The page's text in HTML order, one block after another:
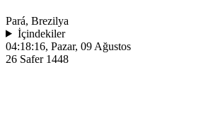
Pará, Brezilya
İçindekiler
04:18:16, Pazar, 09 Ağustos
26 Safer 1448